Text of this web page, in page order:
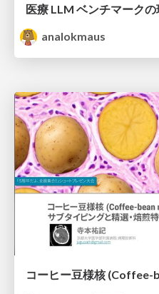
analokmaus